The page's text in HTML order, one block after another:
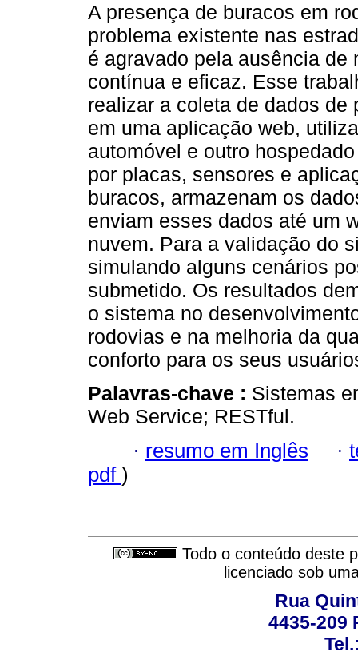
A presença de buracos em
problema existente nas
é agravado pela ausência de
contínua e eficaz. Esse
realizar a coleta de dados
em uma aplicação web,
automóvel e outro
por placas, sensores e
buracos, armazenam os
enviam esses dados até um
nuvem. Para a validação do
simulando alguns cenários
submetido. Os resultados
o sistema no
rodovias e na melhoria da
conforto para os seus
Palavras-chave : Sistemas
Web Service; RESTful.
· resumo em Inglês ·
pdf )
Todo o conteúdo deste
licenciado sob
Rua
4435-209